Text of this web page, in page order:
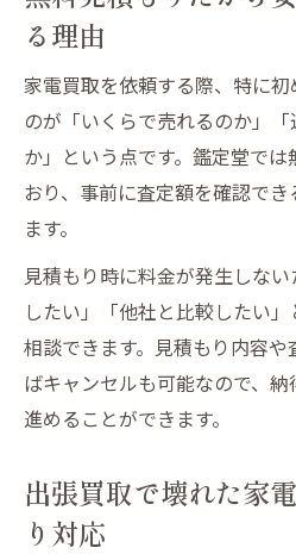
る理由
家電買取を依頼する際、特に
のが「いくらで売れるのか」
か」という点です。鑑定堂で
おり、事前に査定額を確認で
ます。
見積もり時に料金が発生しな
したい」「他社と比較したい
相談できます。見積もり内容
ばキャンセルも可能なので、
進めることができます。
出張買取で壊れた家
り対応